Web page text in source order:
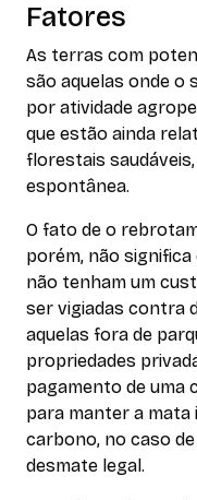
Fatores
As terras com
são aquelas onde o
por atividade
que estão ainda
florestais
espontânea.
O fato de o
porém, não
não tenham um
ser vigiadas contra
aquelas fora de
propriedades
pagamento de uma
para manter a
carbono, no caso
desmate legal.